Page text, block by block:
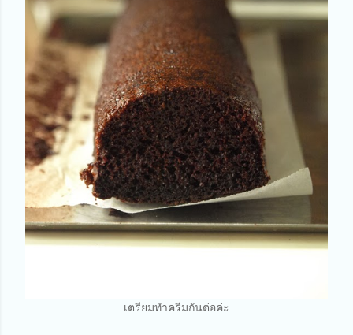
เตรียมทำครีมกันต่อค่ะ